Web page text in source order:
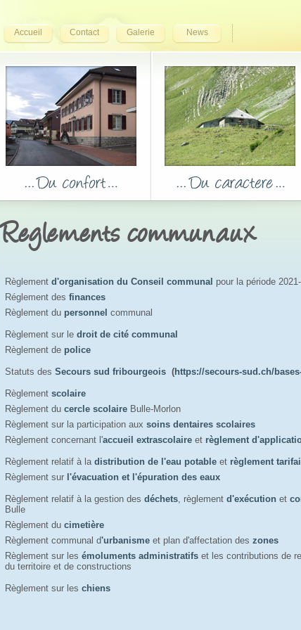
Accueil Contact Galerie News
Reglements communaux
Règlement d'organisation du Conseil communal pour la période
Réglement des finances
Règlement du personnel communal
Règlement sur le droit de cité communal
Règlement de police
Statuts des Secours sud fribourgeois (https://secours-sud.ch/
Règlement scolaire
Règlement du cercle scolaire Bulle-Morlon
Règlement sur la participation aux soins dentaires scolaires
Règlement concernant l'accueil extrascolaire et règlement
Règlement relatif à la distribution de l'eau potable et règlement
Règlement sur l'évacuation et l'épuration des eaux
Règlement relatif à la gestion des déchets, règlement d'exécution et
Bulle
Règlement du cimetière
Règlement communal d'urbanisme et plan d'affectation des zones
Règlement sur les émoluments administratifs et les contributions de
du territoire et de constructions
Règlement sur les chiens